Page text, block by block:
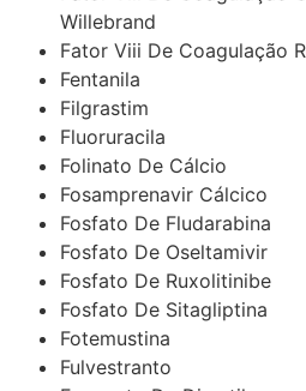
Willebrand
Fator Viii De Coagulação
Fentanila
Filgrastim
Fluoruracila
Folinato De Cálcio
Fosamprenavir Cálcico
Fosfato De Fludarabina
Fosfato De Oseltamivir
Fosfato De Ruxolitinibe
Fosfato De Sitagliptina
Fotemustina
Fulvestranto